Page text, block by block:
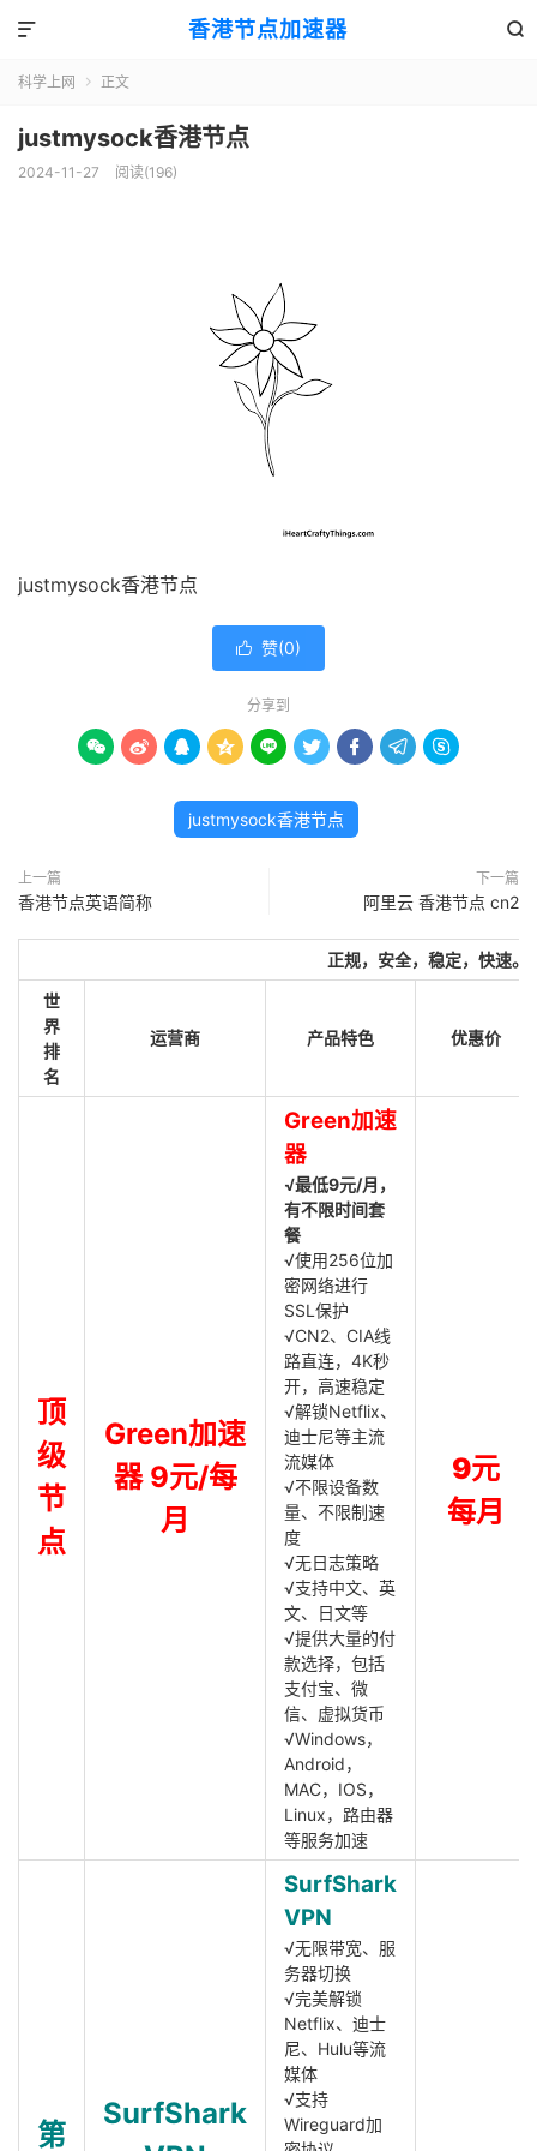
香港节点加速器 

科学上网  正文
justmysock香港节点
2024-11-27 阅读(196)
justmysock香港节点
 赞(0)
分享到
        
justmysock香港节点
上一篇
香港节点英语简称
下一篇
阿里云 香港节点 cn2
正规，安全，稳定，快速。
世
界
排
名
运营商 产品特色 优惠价
顶
级
节
点
Green加速
器 9元/每
月
Green加速
器
√最低9元/月，
有不限时间套
餐
√使用256位加
密网络进行
SSL保护
√CN2、CIA线
路直连，4K秒
开，高速稳定
√解锁Netflix、
迪士尼等主流
流媒体
√不限设备数
量、不限制速
度
√无日志策略
√支持中文、英
文、日文等
√提供大量的付
款选择，包括
支付宝、微
信、虚拟货币
√Windows，
Android，
MAC，IOS，
Linux，路由器
等服务加速
9元
每月
第
SurfShark
SurfShark
VPN
√无限带宽、服
务器切换
√完美解锁
Netflix、迪士
尼、Hulu等流
媒体
√支持
Wireguard加